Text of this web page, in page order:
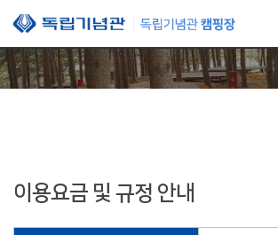
본문 바로가기
이용요금 및 규정 안내